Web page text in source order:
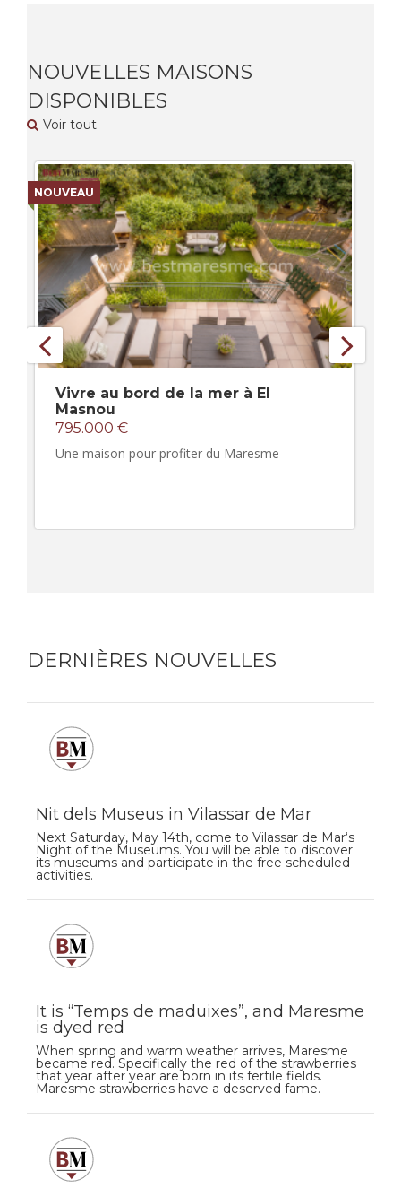
NOUVELLES MAISONS
DISPONIBLES
Voir tout
NOUVEAU
Vivre au bord de la mer à El
Masnou
795.000 €
Une maison pour profiter du Maresme
DERNIÈRES NOUVELLES
Nit dels Museus in Vilassar de Mar
Next Saturday, May 14th, come to Vilassar de Mar‘s
Night of the Museums. You will be able to discover
its museums and participate in the free scheduled
activities.
It is “Temps de maduixes”, and Maresme
is dyed red
When spring and warm weather arrives, Maresme
became red. Specifically the red of the strawberries
that year after year are born in its fertile fields.
Maresme strawberries have a deserved fame.